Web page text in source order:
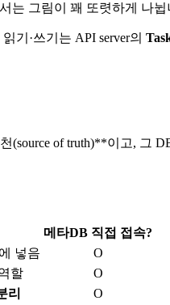
그림이 꽤 또렷하게 나
기·쓰기는 API server의
of truth)**이고, 그
메타DB 직접 접속?
넣음
O
할
O
리
O